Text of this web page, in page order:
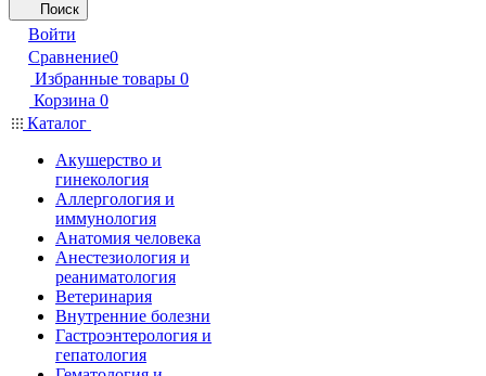
Поиск
Войти
Сравнение0
Избранные товары 0
Корзина 0
Каталог
Акушерство и
гинекология
Аллергология и
иммунология
Анатомия человека
Анестезиология и
реаниматология
Ветеринария
Внутренние болезни
Гастроэнтерология и
гепатология